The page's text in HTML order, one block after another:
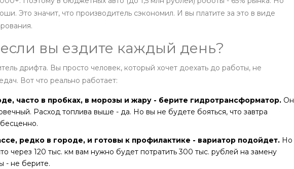
Это значит, что производитель сэкономил. И вы платите за это в виде
вы ездите каждый день?
дрифта. Вы просто человек, который хочет доехать до работы, не
Вот что реально работает:
часто в пробках, в морозы и жару - берите гидротрансформатор. Он
Расход топлива выше - да. Но вы не будете бояться, что завтра
редко в городе, и готовы к профилактике - вариатор подойдет. Но
через 120 тыс. км вам нужно будет потратить 300 тыс. рублей на замену
- не берите.